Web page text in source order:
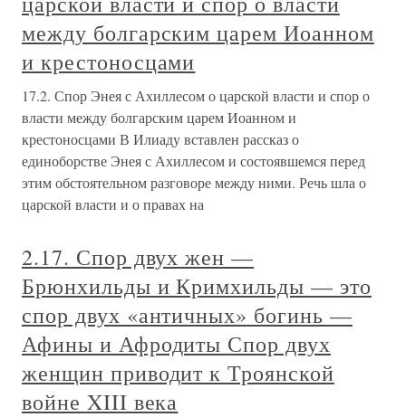
между болгарским царем Иоанном
и крестоносцами
17.2. Спор Энея с Ахиллесом о царской власти и спор о
власти между болгарским царем Иоанном и
крестоносцами В Илиаду вставлен рассказ о
единоборстве Энея с Ахиллесом и состоявшемся перед
этим обстоятельном разговоре между ними. Речь шла о
царской власти и о правах на
2.17. Спор двух жен —
Брюнхильды и Кримхильды — это
спор двух «античных» богинь —
Афины и Афродиты Спор двух
женщин приводит к Троянской
войне XIII века